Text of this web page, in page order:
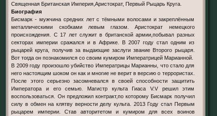
Священная Британская Империя,Аристократ, Первый Рыцарь Круга.
Биография
Бисмарк - мужчина средних лет с тёмными волосами и закреплённым
металлическими скобками левым глазом. Аристократ немецкого
происхождения. С 17 лет служит в британской армии,побывал разных
секторах империи сражался и в Африке. В 2007 году стал одним из
рыцарей круга, получив за выдающие заслуги звание Второго рыцаря.
Вот тогда он познакомился со своим кумиром Императрицей Марианной.
В 2009 году произошло убийство Императрицы Марианны, что стало для
него настоящим шоком он как и многие не верит в версию о террористах.
После этого серьезно засомневался в своей способности защитить
Императора и его семью. Магистр культа Гиаса V.V решил этим
воспользоваться. Он предложил контракт,по которому Бисмарк получил
силу в обмен на клятву верности делу культа. 2013 Году стал Первым
рыцарем империи. Став авторитетом и кумиром для всех воинов